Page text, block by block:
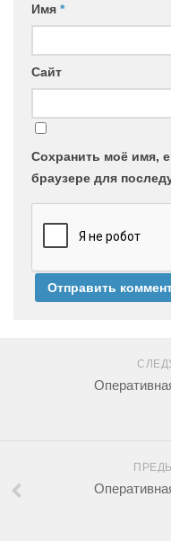
Имя *
Сайт
Сохранить моё имя,
браузере для